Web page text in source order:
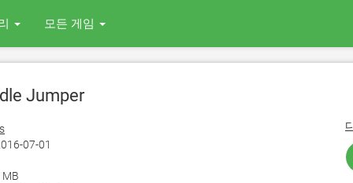
모든 게임
Jumper
07-01